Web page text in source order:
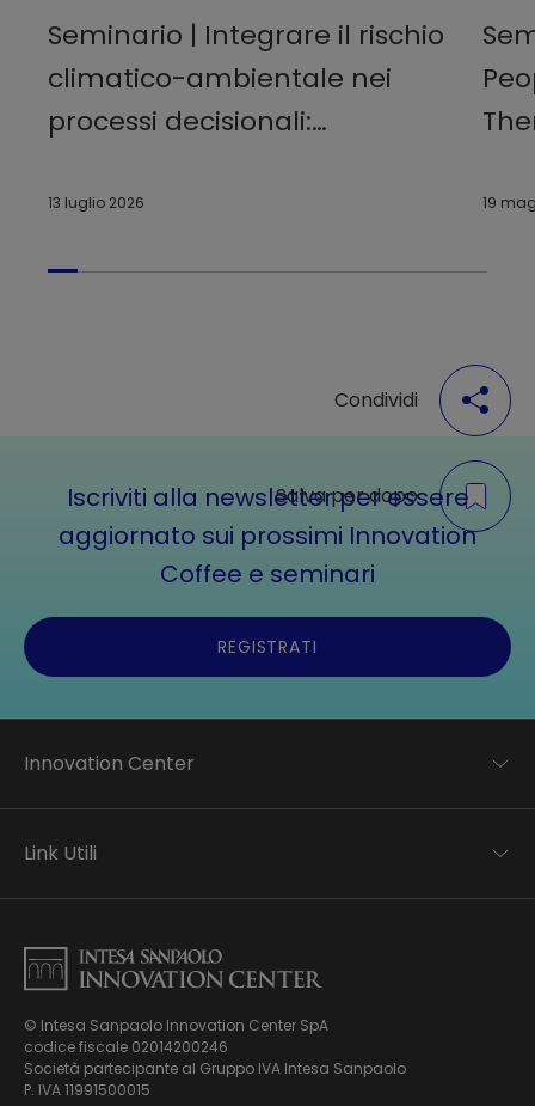
Seminario | Integrare il rischio
climatico-ambientale nei
processi decisionali:
esogeni e creazione di valore
13 luglio 2026 19
Condividi
Salva per dopo
Iscriviti alla newsletter per essere
aggiornato sui prossimi Innovation
Coffee e seminari
REGISTRATI
© Intesa Sanpaolo Innovation Center SpA
codice fiscale 02014200246
Società partecipante al Gruppo IVA Intesa Sanpaolo
P. IVA 11991500015
Innovation Center
Applied research
Business transformation
Chi siamo
News ed Eventi
Podcast
Link Utili
Informativa Privacy
Informativa Privacy Careers
Privacy e Cookie Policy
Mappa del sito
Whistleblowing
Modello di gestione, organizzazione e controllo ex Dlgs.